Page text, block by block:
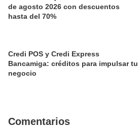
de agosto 2026 con descuentos
hasta del 70%
Credi POS y Credi Express
Bancamiga: créditos para impulsar tu
negocio
Comentarios